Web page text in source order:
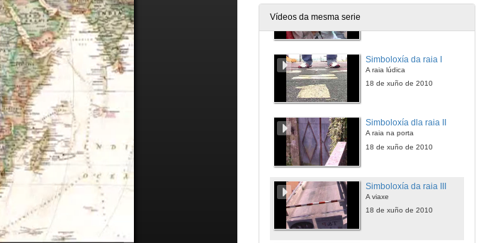
Vídeos da mesma serie
Introdución do primeiro programa
Simboloxía da raia I
A raia lúdica
18 de xuño de 2010
Simboloxía dla raia II
A raia na porta
18 de xuño de 2010
Simboloxía da raia III
A viaxe
18 de xuño de 2010